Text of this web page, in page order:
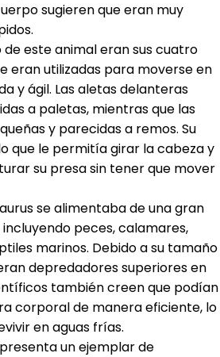
sugieren que eran muy
este animal eran sus cuatro
eran utilizadas para moverse en
y ágil. Las aletas delanteras
a paletas, mientras que las
y parecidas a remos. Su
que le permitía girar la cabeza y
su presa sin tener que mover
se alimentaba de una gran
peces, calamares,
marinos. Debido a su tamaño
depredadores superiores en
también creen que podían
corporal de manera eficiente, lo
en aguas frías.
un ejemplar de